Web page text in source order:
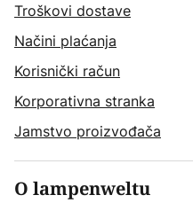
Troškovi dostave
Načini plaćanja
Korisnički račun
Korporativna stranka
Jamstvo proizvođača
O lampenweltu